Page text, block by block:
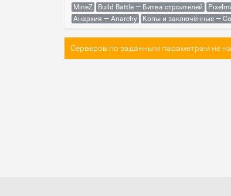
MineZ
Build Battle — Битва строителей
Анархия — Anarchy
Копы и заключённые —
Серверов по заданным параметрам не